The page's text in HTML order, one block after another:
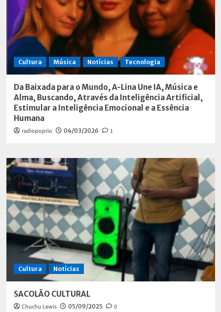
Cultura Música Notícias Tecnologia
Da Baixada para o Mundo, A-Lina Une IA, Música e
Alma, Buscando, Através da Inteligência Artificial,
Estimular a Inteligência Emocional e a Essência
Humana
radiopoprio 04/03/2026 1
Cultura Notícias
SACOLÃO CULTURAL
Chuchu Lewis 05/09/2025 0